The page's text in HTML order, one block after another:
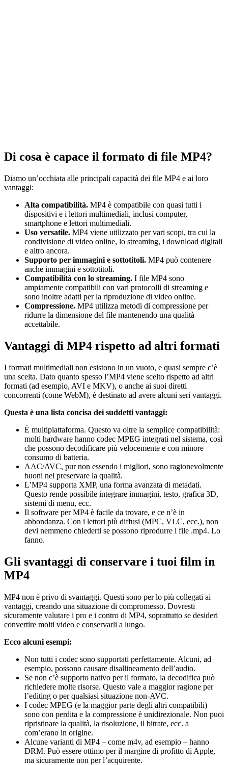
Di cosa è capace il formato di file MP4?
Diamo un’occhiata alle principali capacità dei file MP4 e ai loro
vantaggi:
Alta compatibilità. MP4 è compatibile con quasi tutti i
dispositivi e i lettori multimediali, inclusi computer,
smartphone e lettori multimediali.
Uso versatile. MP4 viene utilizzato per vari scopi, tra cui la
condivisione di video online, lo streaming, i download digitali
e altro ancora.
Supporto per immagini e sottotitoli. MP4 può contenere
anche immagini e sottotitoli.
Compatibilità con lo streaming. I file MP4 sono
ampiamente compatibili con vari protocolli di streaming e
sono inoltre adatti per la riproduzione di video online.
Compressione. MP4 utilizza metodi di compressione per
ridurre la dimensione del file mantenendo una qualità
accettabile.
Vantaggi di MP4 rispetto ad altri formati
I formati multimediali non esistono in un vuoto, e quasi sempre c’è
una scelta. Dato quanto spesso l’MP4 viene scelto rispetto ad altri
formati (ad esempio, AVI e MKV), o anche ai suoi diretti
concorrenti (come WebM), è destinato ad avere alcuni seri vantaggi.
Questa è una lista concisa dei suddetti vantaggi:
È multipiattaforma. Questo va oltre la semplice compatibilità:
molti hardware hanno codec MPEG integrati nel sistema, così
che possono decodificare più velocemente e con minore
consumo di batteria.
AAC/AVC, pur non essendo i migliori, sono ragionevolmente
buoni nel preservare la qualità.
L’MP4 supporta XMP, una forma avanzata di metadati.
Questo rende possibile integrare immagini, testo, grafica 3D,
sistemi di menu, ecc.
Il software per MP4 è facile da trovare, e ce n’è in
abbondanza. Con i lettori più diffusi (MPC, VLC, ecc.), non
devi nemmeno chiederti se possono riprodurre i file .mp4. Lo
fanno.
Gli svantaggi di conservare i tuoi film in
MP4
MP4 non è privo di svantaggi. Questi sono per lo più collegati ai
vantaggi, creando una situazione di compromesso. Dovresti
sicuramente valutare i pro e i contro di MP4, soprattutto se desideri
convertire molti video e conservarli a lungo.
Ecco alcuni esempi:
Non tutti i codec sono supportati perfettamente. Alcuni, ad
esempio, possono causare disallineamento dell’audio.
Se non c’è supporto nativo per il formato, la decodifica può
richiedere molte risorse. Questo vale a maggior ragione per
l’editing o per qualsiasi situazione non-AVC.
I codec MPEG (e la maggior parte degli altri compatibili)
sono con perdita e la compressione è unidirezionale. Non puoi
ripristinare la qualità, la risoluzione, il bitrate, ecc. a
com’erano in origine.
Alcune varianti di MP4 – come m4v, ad esempio – hanno
DRM. Può essere ottimo per il margine di profitto di Apple,
ma sicuramente non per l’acquirente.